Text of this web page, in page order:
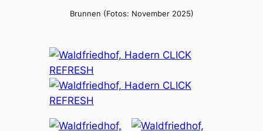
Brunnen (Fotos: November 2025)